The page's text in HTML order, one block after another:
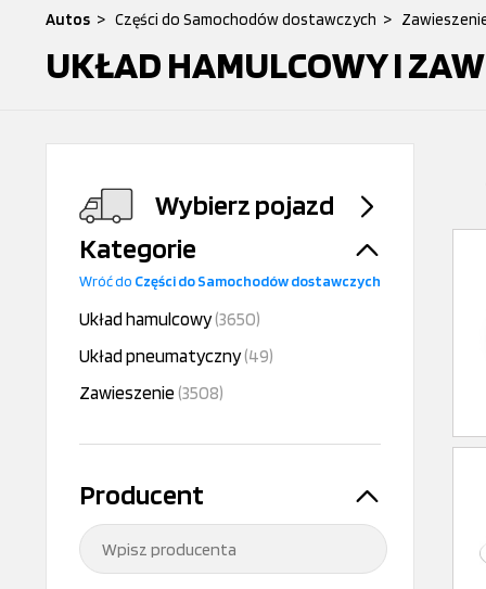
Autos > Części do Samochodów dostawczych >
UKŁAD HAMULCOWY I
Wybierz pojazd
Kategorie
Wróć do Części do Samochodów dostawczych
Układ hamulcowy(3650)
Układ pneumatyczny(49)
Zawieszenie (3508)
Producent